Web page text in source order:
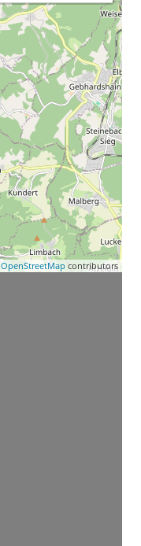
OpenStreetMap contributors